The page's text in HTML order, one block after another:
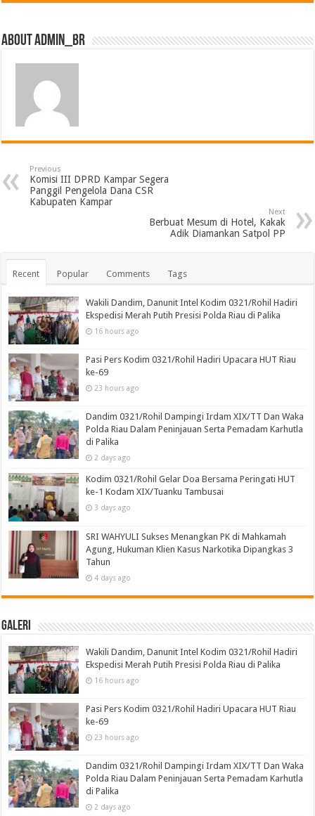
About admin_br
Previous
Komisi III DPRD Kampar Segera
Panggil Pengelola Dana CSR
Kabupaten Kampar
Next
Berbuat Mesum di Hotel, Kakak
Adik Diamankan Satpol PP
Recent Popular Comments Tags
Wakili Dandim, Danunit Intel Kodim 0321/Rohil Hadiri
Ekspedisi Merah Putih Presisi Polda Riau di Palika
16 hours ago
Pasi Pers Kodim 0321/Rohil Hadiri Upacara HUT Riau
ke-69
23 hours ago
Dandim 0321/Rohil Dampingi Irdam XIX/TT Dan Waka
Polda Riau Dalam Peninjauan Serta Pemadam Karhutla
di Palika
2 days ago
Kodim 0321/Rohil Gelar Doa Bersama Peringati HUT
ke-1 Kodam XIX/Tuanku Tambusai
3 days ago
SRI WAHYULI Sukses Menangkan PK di Mahkamah
Agung, Hukuman Klien Kasus Narkotika Dipangkas 3
Tahun
4 days ago
Galeri
Wakili Dandim, Danunit Intel Kodim 0321/Rohil Hadiri
Ekspedisi Merah Putih Presisi Polda Riau di Palika
16 hours ago
Pasi Pers Kodim 0321/Rohil Hadiri Upacara HUT Riau
ke-69
23 hours ago
Dandim 0321/Rohil Dampingi Irdam XIX/TT Dan Waka
Polda Riau Dalam Peninjauan Serta Pemadam Karhutla
di Palika
2 days ago